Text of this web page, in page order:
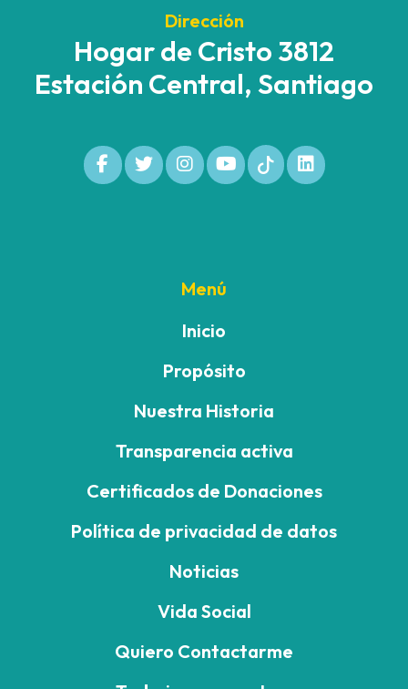
Dirección
Hogar de Cristo 3812
Estación Central, Santiago
Menú
Inicio
Propósito
Nuestra Historia
Transparencia activa
Certificados de Donaciones
Política de privacidad de datos
Noticias
Vida Social
Quiero Contactarme